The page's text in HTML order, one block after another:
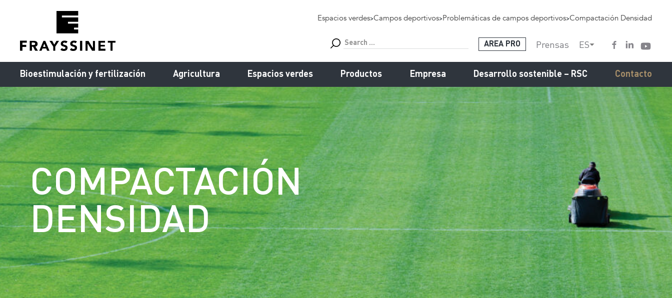
Espacios verdes>Campos deportivos>Problemáticas de campos deportivos>Compactación Densidad
AREA PRO Prensas ES
Bioestimulación y fertilización Agricultura Espacios verdes Productos Empresa Desarrollo sostenible – RSC Contacto
COMPACTACIÓN
DENSIDAD